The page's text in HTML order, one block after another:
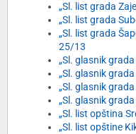
„Sl. list grada
„Sl. list grada
„Sl. list grada
25/13
„Sl. glasnik
„Sl. glasnik
„Sl. glasnik
„Sl. glasnik
„Sl. list opština
„Sl. list opštine